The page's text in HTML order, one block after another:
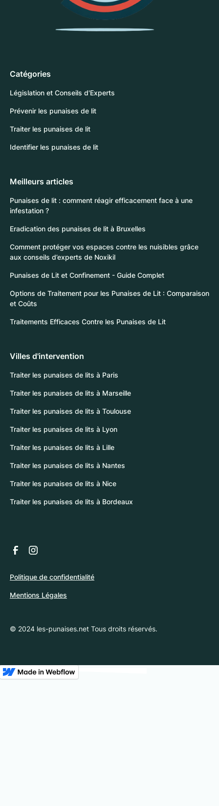
Catégories
Législation et Conseils d'Experts
Prévenir les punaises de lit
Traiter les punaises de lit
Identifier les punaises de lit
Meilleurs articles
Punaises de lit : comment réagir efficacement face à une
infestation ?
Eradication des punaises de lit à Bruxelles
Comment protéger vos espaces contre les nuisibles grâce
aux conseils d’experts de Noxikil
Punaises de Lit et Confinement - Guide Complet
Options de Traitement pour les Punaises de Lit : Comparaison
et Coûts
Traitements Efficaces Contre les Punaises de Lit
Villes d'intervention
Traiter les punaises de lits à Paris
Traiter les punaises de lits à Marseille
Traiter les punaises de lits à Toulouse
Traiter les punaises de lits à Lyon
Traiter les punaises de lits à Lille
Traiter les punaises de lits à Nantes
Traiter les punaises de lits à Nice
Traiter les punaises de lits à Bordeaux
© 2024 les-punaises.net Tous droits réservés.
Politique de confidentialité
Mentions Légales